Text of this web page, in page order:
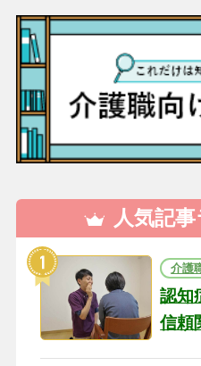
人気記
介護
認知
信頼